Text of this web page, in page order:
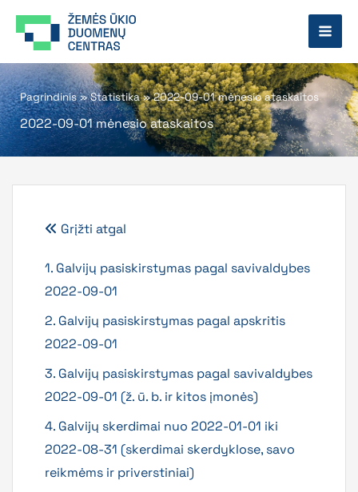
prie
Pagrindinis»Statistika»2022-09-01 mėnesio ataskaitos
2022-09-01 mėnesio ataskaitos
Grįžti atgal
1. Galvijų pasiskirstymas pagal savivaldybes
2022-09-01
2. Galvijų pasiskirstymas pagal apskritis
2022-09-01
3. Galvijų pasiskirstymas pagal savivaldybes
2022-09-01 (ž. ū. b. ir kitos įmonės)
4. Galvijų skerdimai nuo 2022-01-01 iki
2022-08-31 (skerdimai skerdyklose, savo
reikmėms ir priverstiniai)